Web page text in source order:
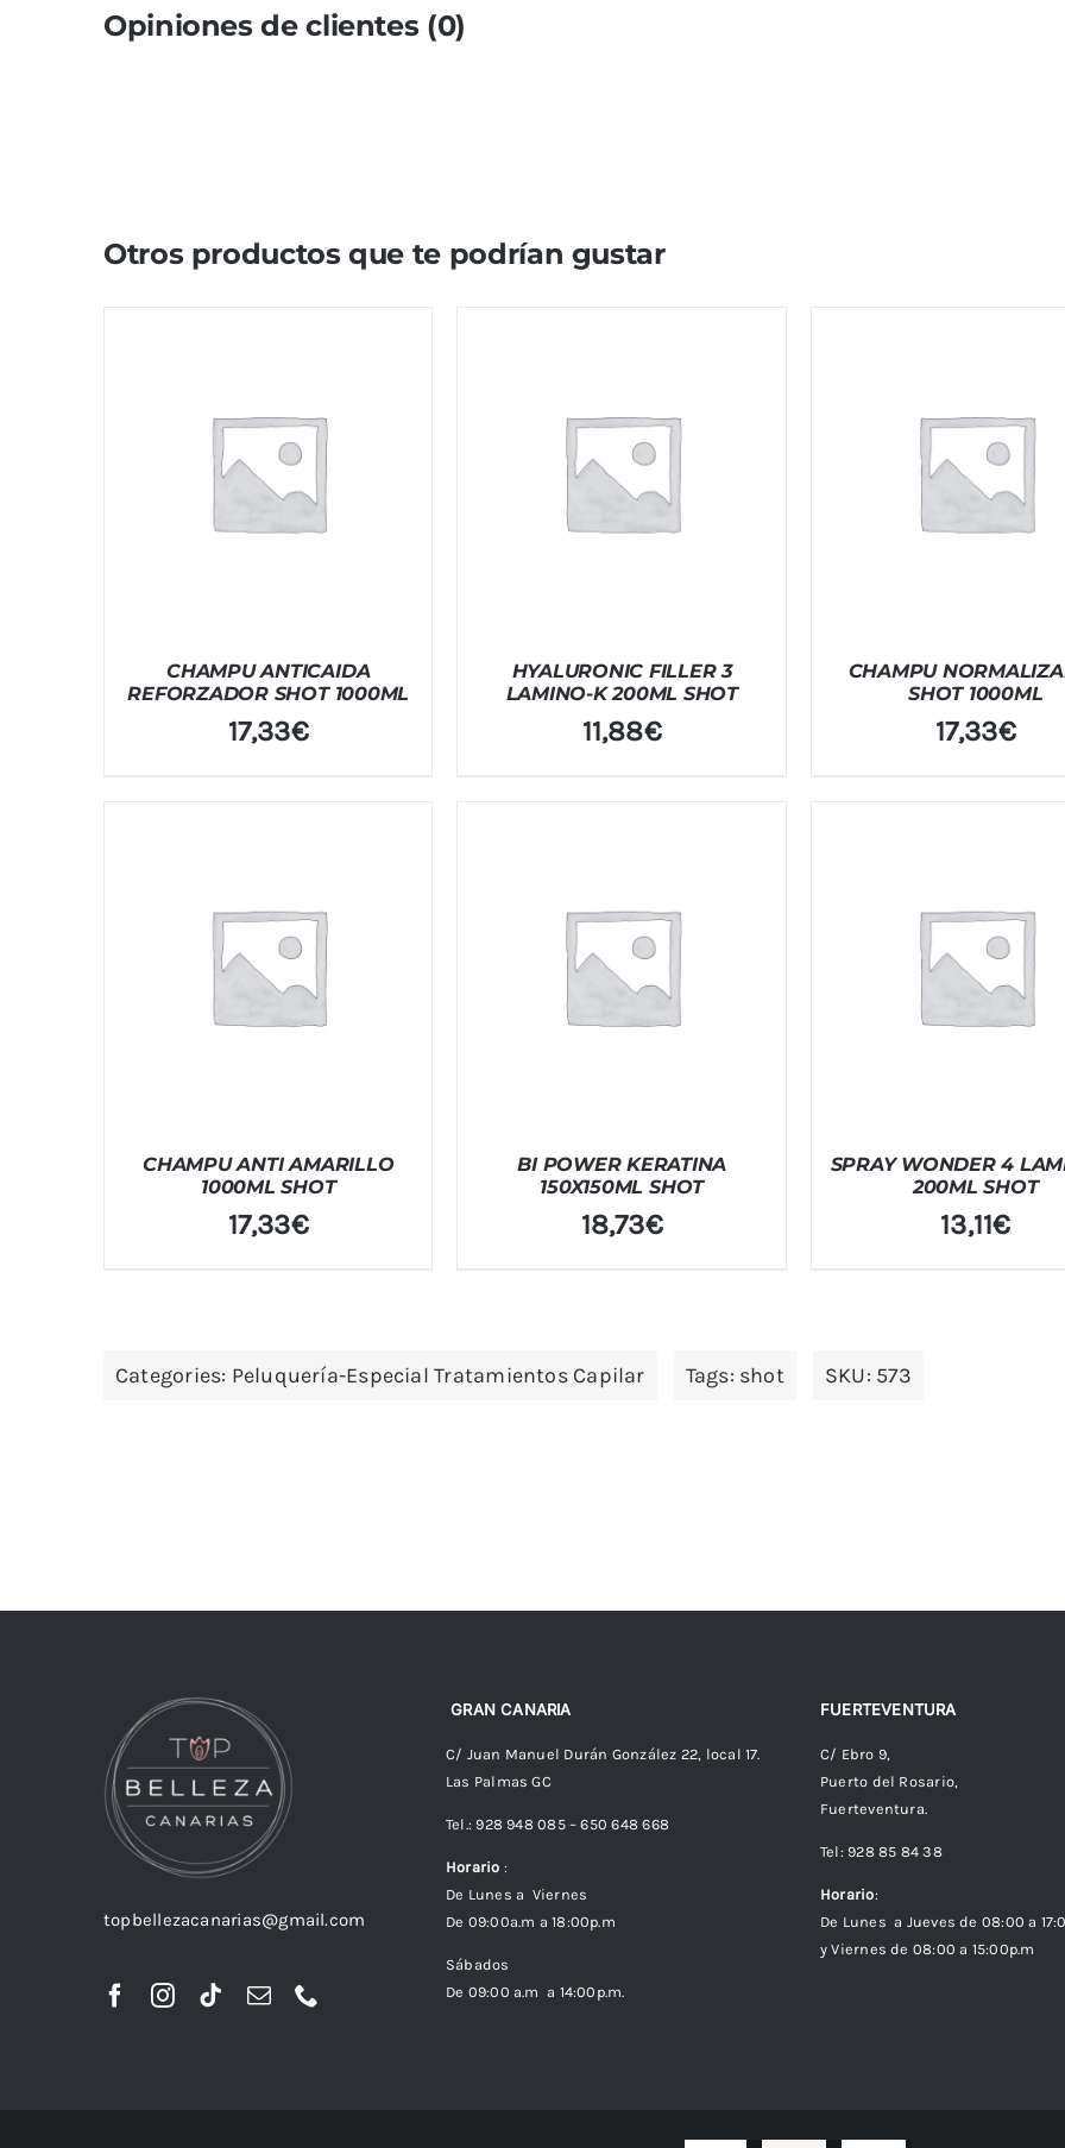
Opiniones de clientes (0)
Otros productos que te podrían gustar
CHAMPU ANTICAIDA
REFORZADOR SHOT 1000ML
17,33€
HYALURONIC FILLER 3
LAMINO-K 200ML SHOT
11,88€
CHAMPU
SHOT 1000ML
17,33€
CHAMPU ANTI AMARILLO
1000ML SHOT
17,33€
BI POWER KERATINA
150X150ML SHOT
18,73€
SPRAY WONDER 4
200ML SHOT
13,11€
Categories: Peluquería-Especial Tratamientos Capilar Tags: shot SKU: 573
topbellezacanarias@gmail.com
GRAN CANARIA
C/ Juan Manuel Durán González 22, local 17.
Las Palmas GC
Tel.: 928 948 085 – 650 648 668
Horario :
De Lunes a Viernes
De 09:00a.m a 18:00p.m
Sábados
De 09:00 a.m a 14:00p.m.
FUERTEVENTURA
C/ Ebro 9,
Puerto del Rosario,
Fuerteventura.
Tel: 928 85 84 38
Horario:
De Lunes a Jueves de 08:00 a
y Viernes de 08:00 a 15:00p.m